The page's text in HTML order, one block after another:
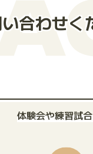
合わせく
体験会や練習試